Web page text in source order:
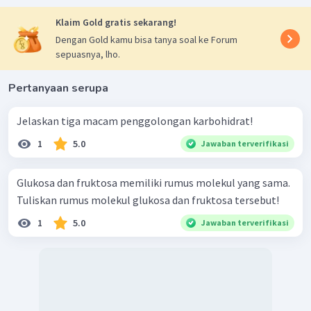
Klaim Gold gratis sekarang!
Dengan Gold kamu bisa tanya soal ke Forum
sepuasnya, lho.
Pertanyaan serupa
Jelaskan tiga macam penggolongan karbohidrat!
1 5.0 Jawaban terverifikasi
Glukosa dan fruktosa memiliki rumus molekul yang sama.
Tuliskan rumus molekul glukosa dan fruktosa tersebut!
1 5.0 Jawaban terverifikasi